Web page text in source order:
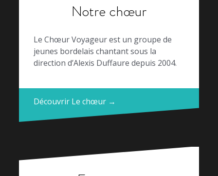
Notre chœur
Le Chœur Voyageur est un groupe de
jeunes bordelais chantant sous la
direction d’Alexis Duffaure depuis 2004.
Découvrir Le chœur →